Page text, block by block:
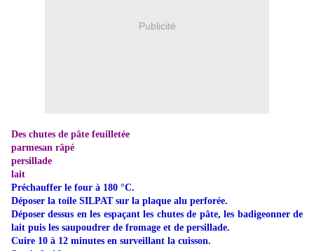
Publicité
Des chutes de pâte feuilletée
parmesan râpé
persillade
lait
Préchauffer le four à 180 °C.
Déposer la toile SILPAT sur la plaque alu perforée.
Déposer dessus en les espaçant les chutes de pâte, les badigeonner de
lait puis les saupoudrer de fromage et de persillade.
Cuire 10 à 12 minutes en surveillant la cuisson.